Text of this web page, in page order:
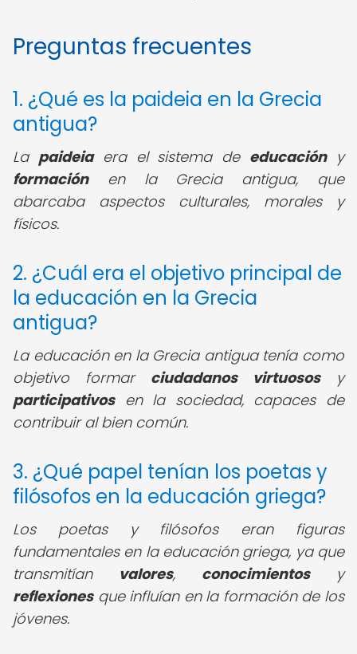
Preguntas frecuentes
1. ¿Qué es la paideia en la Grecia
antigua?
La paideiaera el sistema de educacióny
formaciónen la Grecia antigua, que
abarcaba aspectos culturales, morales y
físicos.
2. ¿Cuál era el objetivo principal de
la educación en la Grecia
antigua?
La educación en la Grecia antigua tenía como
objetivo formar ciudadanos virtuososy
participativosen la sociedad, capaces de
contribuir al bien común.
3. ¿Qué papel tenían los poetas y
filósofos en la educación griega?
Los poetas y filósofos eran figuras
fundamentales en la educación griega, ya que
transmitían valores, conocimientosy
reflexionesque influían en la formación de los
jóvenes.